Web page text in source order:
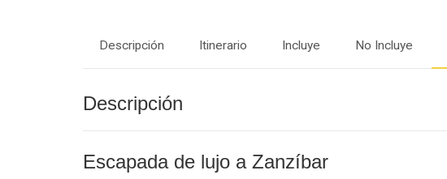
Descripción Itinerario Incluye No Incluye
Descripción
Escapada de lujo a Zanzíbar